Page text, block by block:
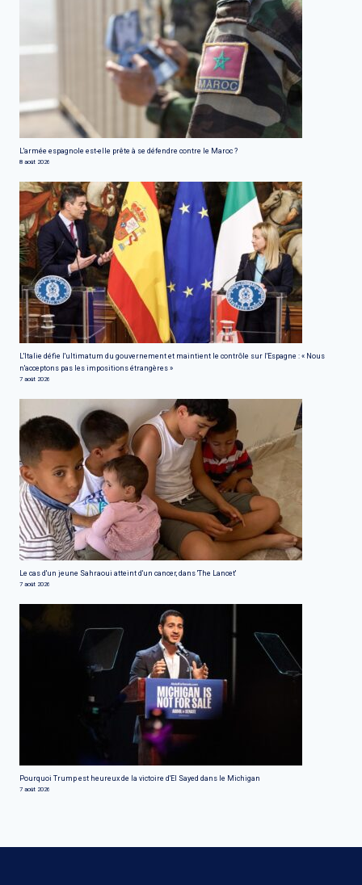
L'armée espagnole est-elle prête à se défendre contre le Maroc ?
8 août 2026
L'Italie défie l'ultimatum du gouvernement et maintient le contrôle sur l'Espagne : « Nous
n'acceptons pas les impositions étrangères »
7 août 2026
Le cas d'un jeune Sahraoui atteint d'un cancer, dans 'The Lancet'
7 août 2026
Pourquoi Trump est heureux de la victoire d'El Sayed dans le Michigan
7 août 2026